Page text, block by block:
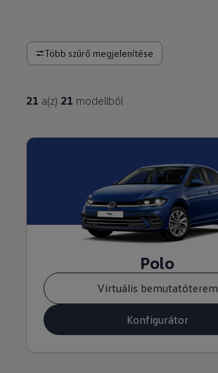
Több szűrő megjelenítése
21 a(z) 21 modellből
Polo
Virtuális bemutatóterem
Konfigurátor